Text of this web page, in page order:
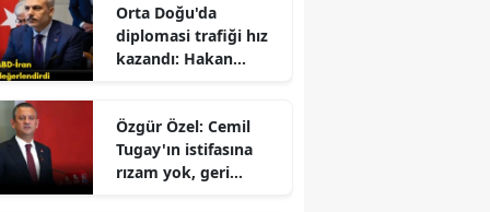
Orta Doğu'da
diplomasi trafiği hız
kazandı: Hakan
Özgür Özel: Cemil
Tugay'ın istifasına
rızam yok, geri